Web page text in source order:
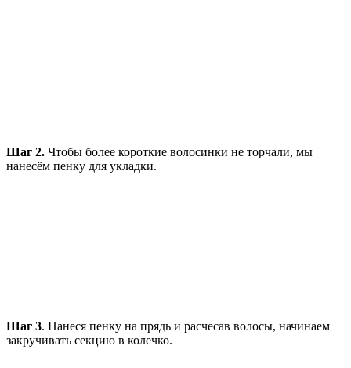
Шаг 2. Чтобы более короткие волосинки не торчали, мы
нанесём пенку для укладки.
Шаг 3. Нанеся пенку на прядь и расчесав волосы, начинаем
закручивать секцию в колечко.